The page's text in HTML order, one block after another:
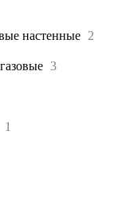
настенные 2
3
1